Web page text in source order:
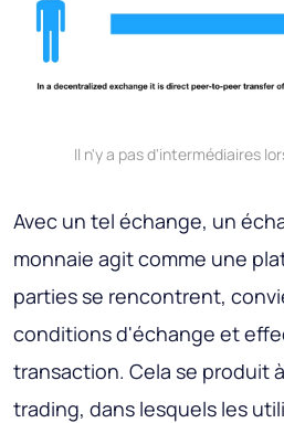
Il n'y a pas d'intermédiaires
Avec un tel échange, un
monnaie agit comme une
parties se rencontrent,
conditions d'échange et
transaction. Cela se produit
trading, dans lesquels les